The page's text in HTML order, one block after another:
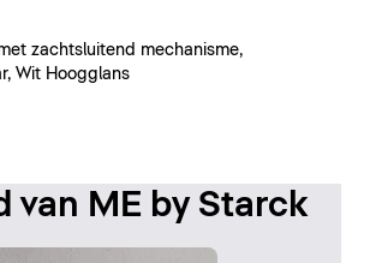
zachtsluitend mechanisme,
Wit Hoogglans
van ME by Starck